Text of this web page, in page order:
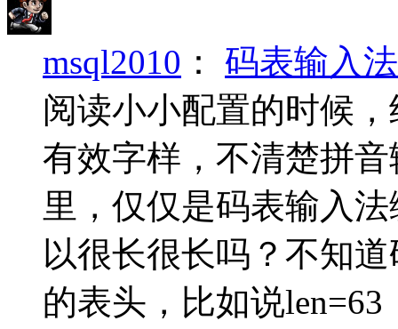
msql2010 ： 码表输入
阅读小小配置的时候
有效字样，不清楚拼
里，仅仅是码表输入
以很长很长吗？不知
的表头，比如说